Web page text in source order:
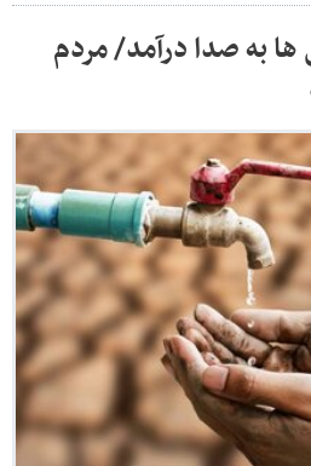
ها به صدا درآمد/ مردم